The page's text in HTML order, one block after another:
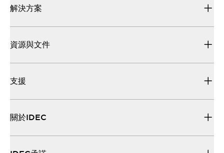
解決方案
資源與文件
支援
關於IDEC